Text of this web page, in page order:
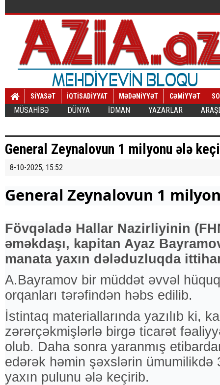
SİYASƏT İQTİSADİYYAT MƏDƏNİYYƏT CƏMİYYƏT
MÜSAHİBƏ DÜNYA İDMAN YAZARLAR
General Zeynalovun 1 milyonu ələ
8-10-2025, 15:52
General Zeynalovun 1
Fövqəladə Hallar Nazirliyinin
əməkdaşı, kapitan Ayaz
manata yaxın dələduzluqda
A.Bayramov bir müddət əvvəl
orqanları tərəfindən həbs edilib.
İstintaq materiallarında yazılıb ki,
zərərçəkmişlərlə birgə ticarət
olub. Daha sonra yaranmış
edərək həmin şəxslərin ümumilikdə
yaxın pulunu ələ keçirib.